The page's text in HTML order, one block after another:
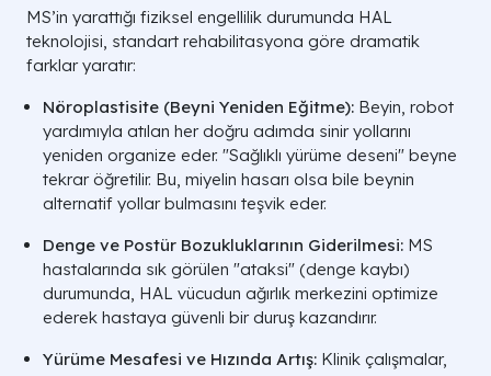
MS’in yarattığı fiziksel engellilik durumunda HAL
teknolojisi, standart rehabilitasyona göre dramatik
farklar yaratır:
Nöroplastisite (Beyni Yeniden Eğitme): Beyin, robot
yardımıyla atılan her doğru adımda sinir yollarını
yeniden organize eder. "Sağlıklı yürüme deseni" beyne
tekrar öğretilir. Bu, miyelin hasarı olsa bile beynin
alternatif yollar bulmasını teşvik eder.
Denge ve Postür Bozukluklarının Giderilmesi: MS
hastalarında sık görülen "ataksi" (denge kaybı)
durumunda, HAL vücudun ağırlık merkezini optimize
ederek hastaya güvenli bir duruş kazandırır.
Yürüme Mesafesi ve Hızında Artış: Klinik çalışmalar,